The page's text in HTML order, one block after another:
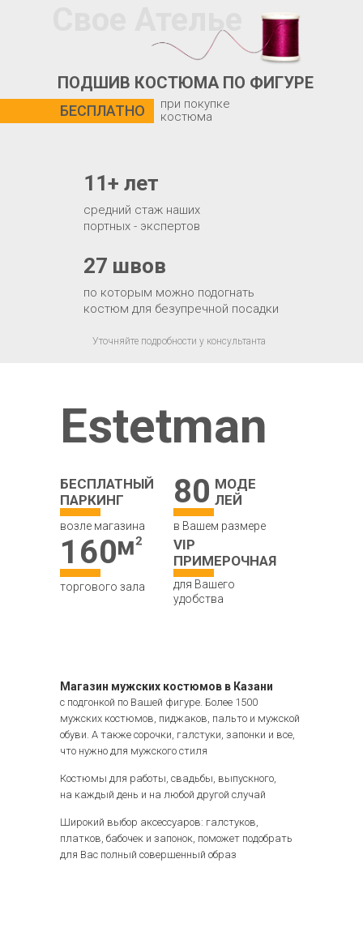
Свое Ателье
ПОДШИВ КОСТЮМА ПО ФИГУРЕ
БЕСПЛАТНО
по которым можно подогнать
костюм для безупречной посадки
27 швов
средний стаж наших
портных - экспертов
11+ лет
при покупке
костюма
Уточняйте подробности у консультанта
с подгонкой по Вашей фигуре. Более 1500
мужских костюмов, пиджаков, пальто и мужской
обуви. А также сорочки, галстуки, запонки и все,
что нужно для мужского стиля
Костюмы для работы, свадьбы, выпускного,
на каждый день и на любой другой случай
Широкий выбор аксессуаров: галстуков,
платков, бабочек и запонок, поможет подобрать
для Вас полный совершенный образ
Estetman
БЕСПЛАТНЫЙ
ПАРКИНГ
возле магазина
80 МОДЕ
ЛЕЙ
в Вашем размере
160
торгового зала
VIP
ПРИМЕРОЧНАЯ
для Вашего
удобства
Магазин мужских костюмов в Казани